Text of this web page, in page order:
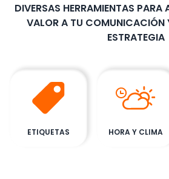
DIVERSAS HERRAMIENTAS PARA
VALOR A TU COMUNICACIÓN
ESTRATEGIA
ETIQUETAS HORA Y CLIMA